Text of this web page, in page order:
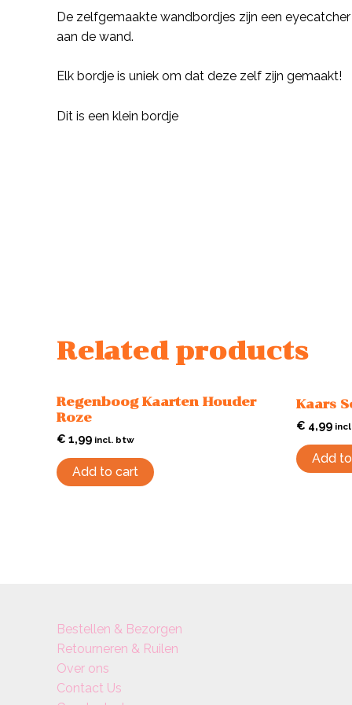
De zelfgemaakte wandbordjes zijn een
aan de wand.
Elk bordje is uniek om dat deze zelf zijn gemaakt!
Dit is een klein bordje
Related products
Regenboog Kaarten Houder
Roze
€ 1,99 incl. btw
Add to cart
Kaars
€ 4,99
Add
Bestellen & Bezorgen
Retourneren & Ruilen
Over ons
Contact Us